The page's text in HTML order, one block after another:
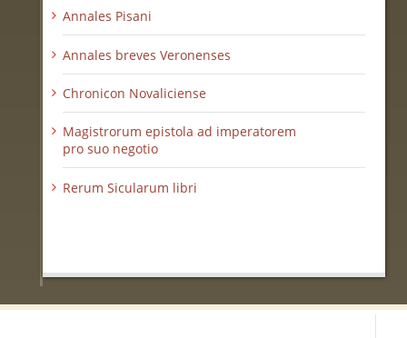
Annales Pisani
Annales breves Veronenses
Chronicon Novaliciense
Magistrorum epistola ad imperatorem
pro suo negotio
Rerum Sicularum libri